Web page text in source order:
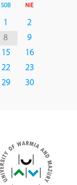
SOB NIE
1
2
8
9
15
16
22
23
29 30